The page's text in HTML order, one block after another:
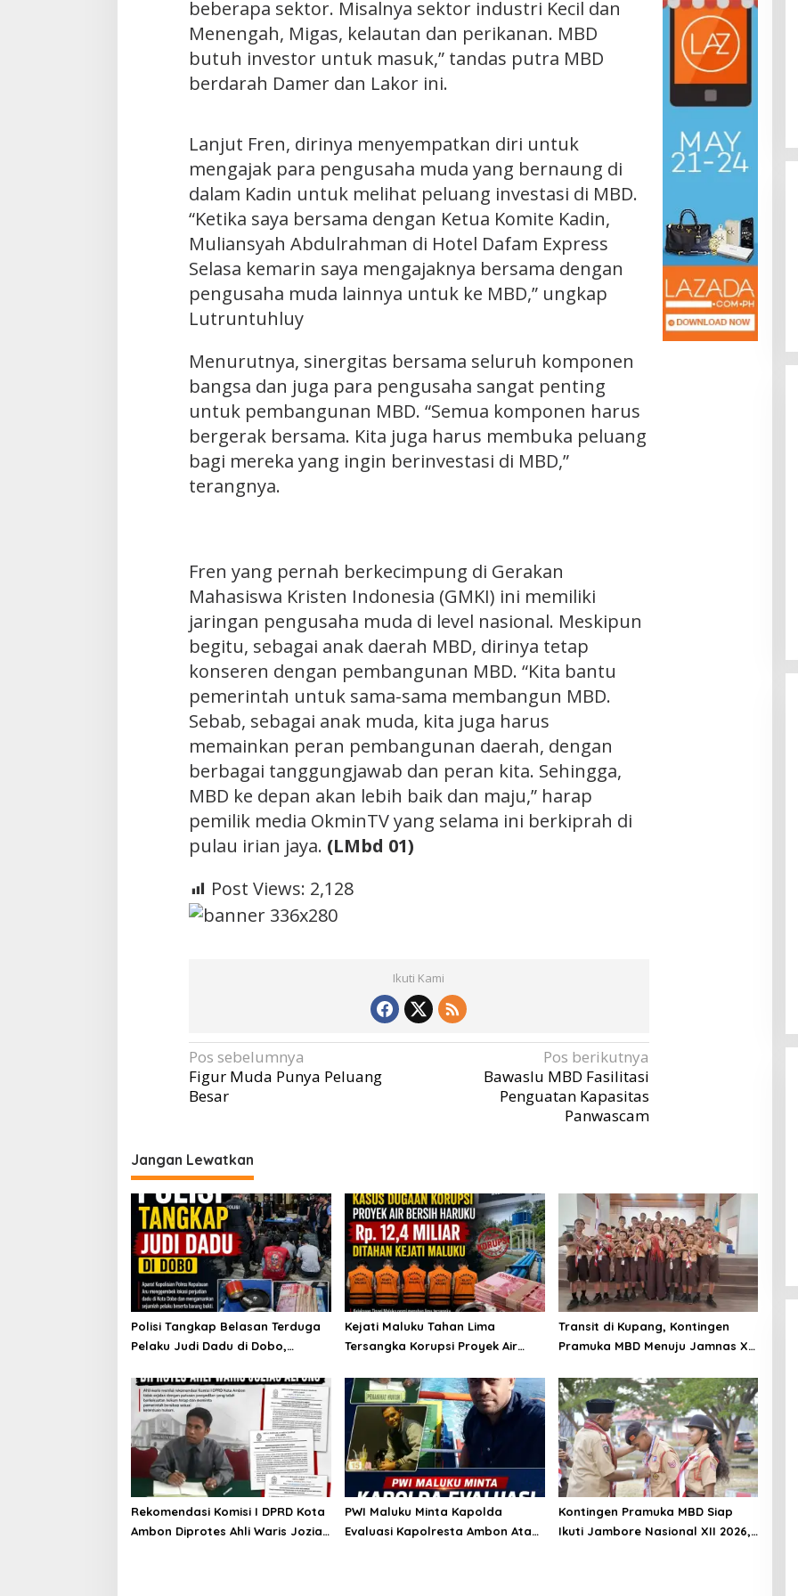
beberapa sektor. Misalnya sektor industri Kecil dan
Menengah, Migas, kelautan dan perikanan. MBD
butuh investor untuk masuk,” tandas putra MBD
berdarah Damer dan Lakor ini.
Lanjut Fren, dirinya menyempatkan diri untuk
mengajak para pengusaha muda yang bernaung di
dalam Kadin untuk melihat peluang investasi di MBD.
“Ketika saya bersama dengan Ketua Komite Kadin,
Muliansyah Abdulrahman di Hotel Dafam Express
Selasa kemarin saya mengajaknya bersama dengan
pengusaha muda lainnya untuk ke MBD,” ungkap
Lutruntuhluy
Menurutnya, sinergitas bersama seluruh komponen
bangsa dan juga para pengusaha sangat penting
untuk pembangunan MBD. “Semua komponen harus
bergerak bersama. Kita juga harus membuka peluang
bagi mereka yang ingin berinvestasi di MBD,”
terangnya.
Fren yang pernah berkecimpung di Gerakan
Mahasiswa Kristen Indonesia (GMKI) ini memiliki
jaringan pengusaha muda di level nasional. Meskipun
begitu, sebagai anak daerah MBD, dirinya tetap
konseren dengan pembangunan MBD. “Kita bantu
pemerintah untuk sama-sama membangun MBD.
Sebab, sebagai anak muda, kita juga harus
memainkan peran pembangunan daerah, dengan
berbagai tanggungjawab dan peran kita. Sehingga,
MBD ke depan akan lebih baik dan maju,” harap
pemilik media OkminTV yang selama ini berkiprah di
pulau irian jaya. (LMbd 01)
Post Views: 2,128
Ikuti Kami
Navigasi
pos
Pos sebelumnya
Figur Muda Punya Peluang
Besar
Pos berikutnya
Bawaslu MBD Fasilitasi
Penguatan Kapasitas
Panwascam
Jangan Lewatkan
Polisi Tangkap Belasan Terduga
Pelaku Judi Dadu di Dobo,
Juta dan Selisih Barang Bukti
Kejati Maluku Tahan Lima
Tersangka Korupsi Proyek Air
Transit di Kupang, Kontingen
Pramuka MBD Menuju Jamnas XII
Kota
Rekomendasi Komisi I DPRD Kota
Ambon Diprotes Ahli Waris Jozias
PWI Maluku Minta Kapolda
Evaluasi Kapolresta Ambon Atas
Kontingen Pramuka MBD Siap
Ikuti Jambore Nasional XII 2026,